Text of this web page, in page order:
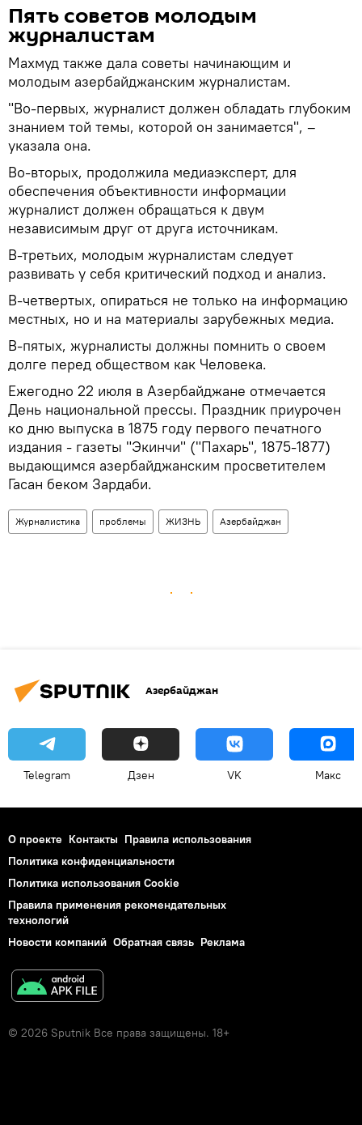
Пять советов молодым
журналистам
Махмуд также дала советы начинающим и
молодым азербайджанским журналистам.
"Во-первых, журналист должен обладать глубоким
знанием той темы, которой он занимается", –
указала она.
Во-вторых, продолжила медиаэксперт, для
обеспечения объективности информации
журналист должен обращаться к двум
независимым друг от друга источникам.
В-третьих, молодым журналистам следует
развивать у себя критический подход и анализ.
В-четвертых, опираться не только на информацию
местных, но и на материалы зарубежных медиа.
В-пятых, журналисты должны помнить о своем
долге перед обществом как Человека.
Ежегодно 22 июля в Азербайджане отмечается
День национальной прессы. Праздник приурочен
ко дню выпуска в 1875 году первого печатного
издания - газеты "Экинчи" ("Пахарь", 1875-1877)
выдающимся азербайджанским просветителем
Гасан беком Зардаби.
Журналистика проблемы ЖИЗНЬ Азербайджан
Азербайджан
Telegram Дзен VK Макс
О проекте Контакты Правила использования
Политика конфиденциальности
Политика использования Cookie
Правила применения рекомендательных
технологий
Новости компаний Обратная связь Реклама
© 2026 Sputnik Все права защищены. 18+